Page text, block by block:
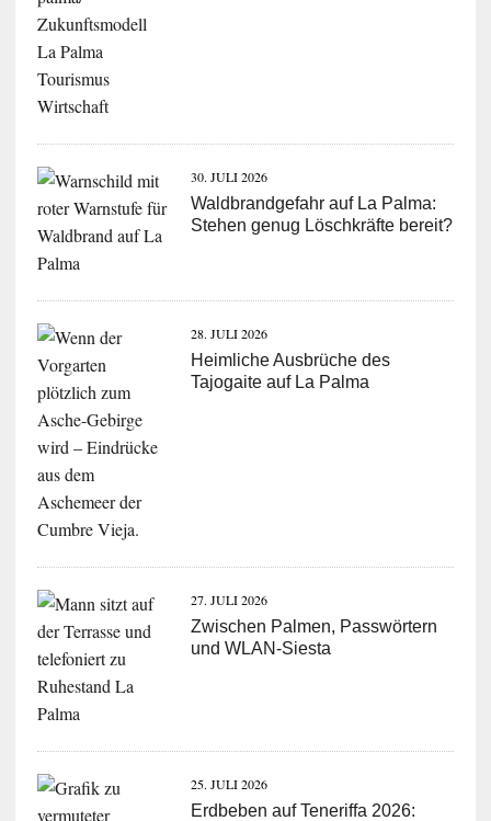
30. JULI 2026
Waldbrandgefahr auf La Palma:
Stehen genug Löschkräfte bereit?
28. JULI 2026
Heimliche Ausbrüche des
Tajogaite auf La Palma
27. JULI 2026
Zwischen Palmen, Passwörtern
und WLAN-Siesta
25. JULI 2026
Erdbeben auf Teneriffa 2026: